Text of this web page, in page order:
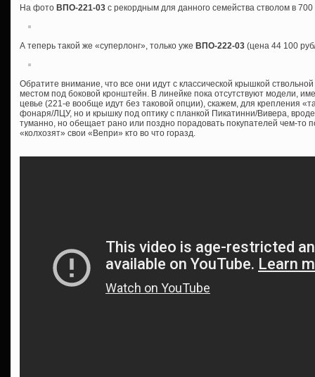
На фото ВПО-221-03 с рекордным для данного семейства стволом в
А теперь такой же «суперлонг», только уже ВПО-222-03 (цена 44 100
Обратите внимание, что все они идут с классической крышкой
местом под боковой кронштейн. В линейке пока отсутствуют модели,
цевье (221-е вообще идут без таковой опции), скажем, для крепления
фонаря/ЛЦУ, но и крышку под оптику с планкой Пикатинни/Вивера,
туманно, но обещает рано или поздно порадовать покупателей чем-то
«колхозят» свои «Вепри» кто во что горазд.